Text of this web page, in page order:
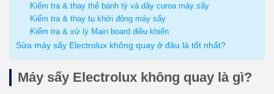
Kiểm tra & thay thế bánh tỳ và dây curoa máy sấy
Kiểm tra & thay tụ khởi động máy sấy
Kiểm tra & xử lý Main board điều khiển
Sửa máy sấy Electrolux không quay ở đâu là tốt nhất?
Máy sấy Electrolux không quay là gì?